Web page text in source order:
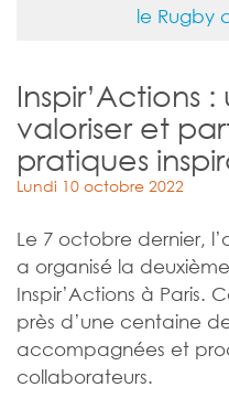
le Rugby
Inspir’Actions
valoriser et
pratiques
Lundi 10 octobre 2022
Le 7 octobre dernier,
a organisé la
Inspir’Actions à Paris.
près d’une centaine
accompagnées et
collaborateurs.